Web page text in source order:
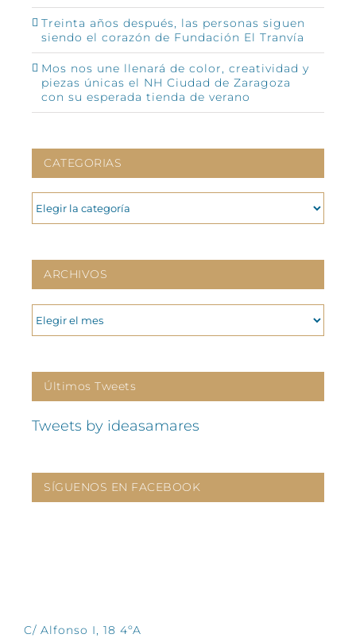
Treinta años después, las personas siguen
siendo el corazón de Fundación El Tranvía
Mos nos une llenará de color, creatividad y
piezas únicas el NH Ciudad de Zaragoza
con su esperada tienda de verano
CATEGORIAS
CATEGORIAS
ARCHIVOS
ARCHIVOS
Últimos Tweets
Tweets by ideasamares
SÍGUENOS EN FACEBOOK
C/ Alfonso I, 18 4ºA